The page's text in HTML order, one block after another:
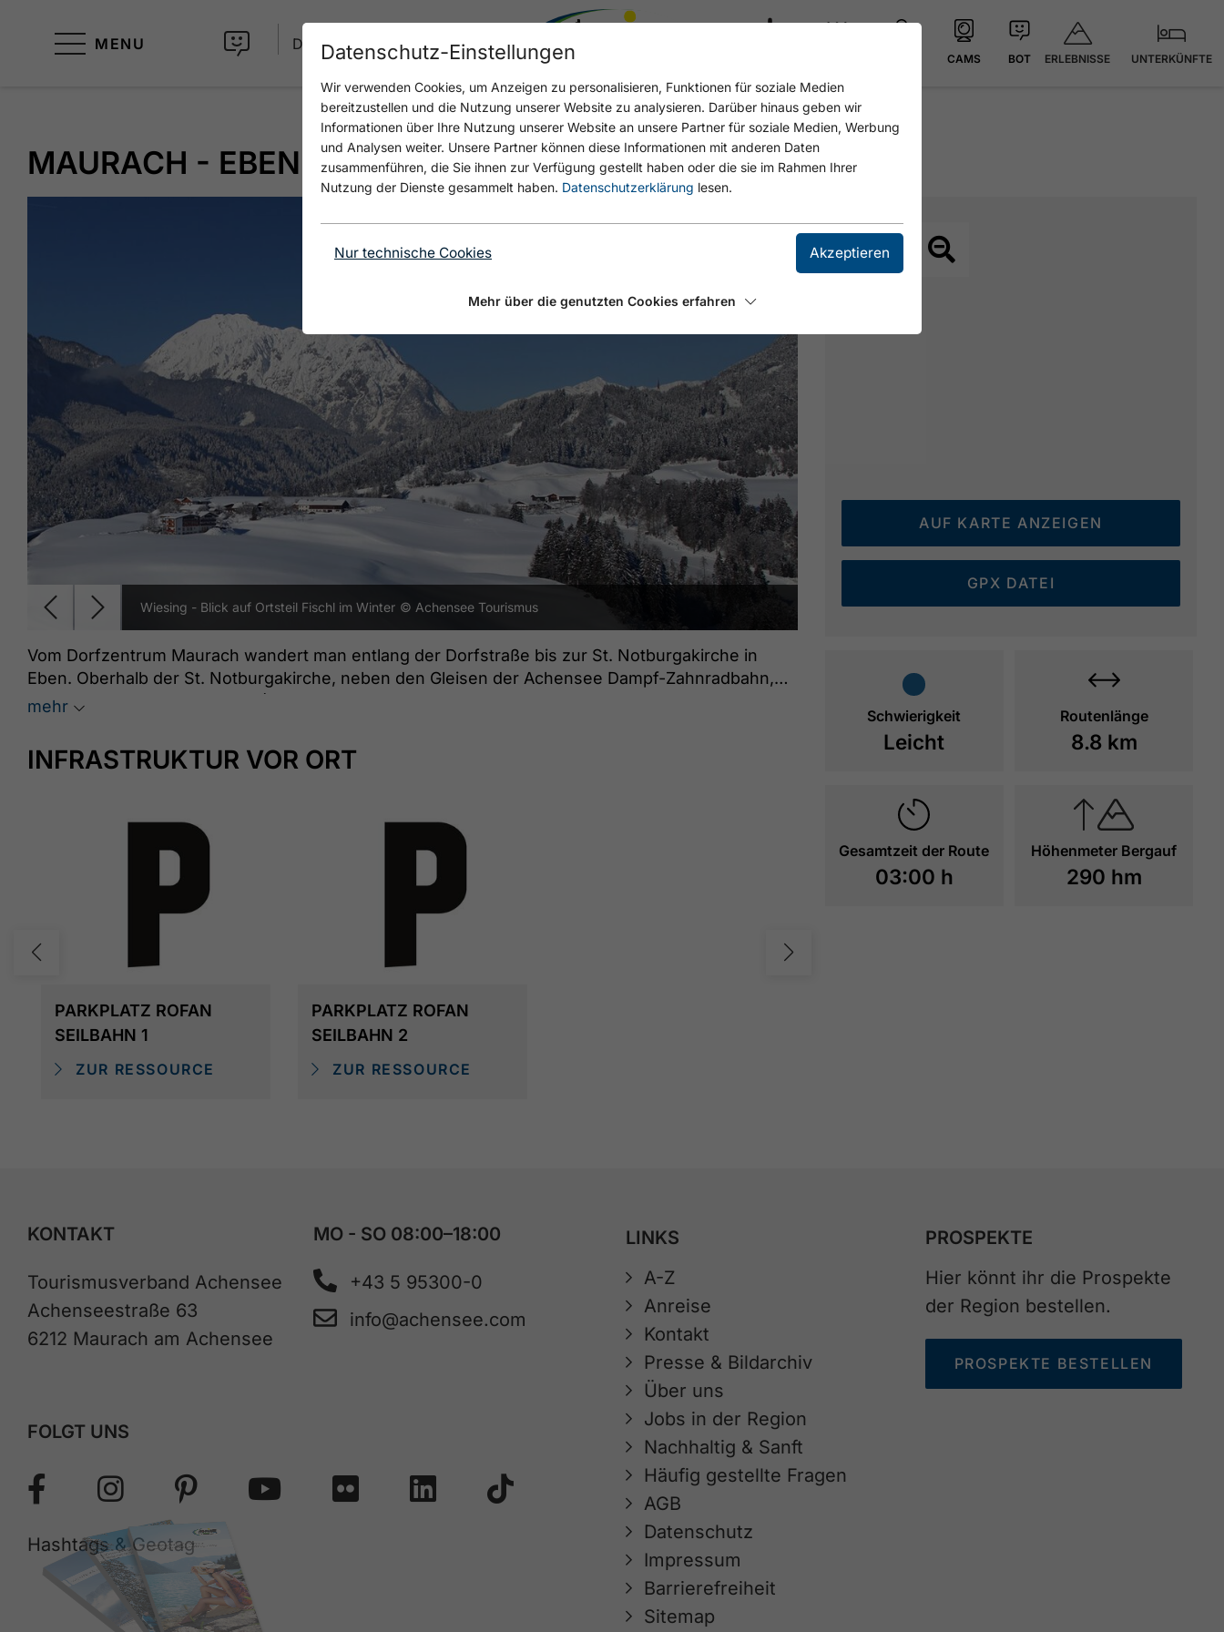
MENU DE
CAMS BOT ERLEBNISSE UNTERKÜNFTE
MAURACH - EBEN - WIESING-ERLACH - MAURACH
Wiesing - Blick auf Ortsteil Fischl im Winter © Achensee Tourismus Blick St. Notburgakirche und Eben am Achensee
Vom Dorfzentrum Maurach wandert man entlang der Dorfstraße bis zur St. Notburgakirche in
Eben. Oberhalb der St. Notburgakirche, neben den Gleisen der Achensee Dampf-Zahnradbahn,
führt ein breiter Schotterweg (Fernradweg „münchen venezia“) hinunter Richtung Inntal, bis man
den gleichen Weg oder mit dem Regionsbus (siehe Bushaltestelle Wiesing Abzw Standlegg).
mehr
INFRASTRUKTUR VOR ORT
PARKPLATZ ROFAN
SEILBAHN 1
ZUR RESSOURCE
PARKPLATZ ROFAN
SEILBAHN 2
ZUR RESSOURCE
AUF KARTE ANZEIGEN
GPX DATEI
Schwierigkeit
Leicht
Routenlänge
8.8 km
Gesamtzeit der Route
03:00 h
Höhenmeter Bergauf
290 hm
KONTAKT
Tourismusverband Achensee
Achenseestraße 63
6212 Maurach am Achensee
MO - SO 08:00–18:00
+43 5 95300-0
info@achensee.com
FOLGT UNS
Hashtags & Geotag
LINKS
A-Z
Anreise
Kontakt
Presse & Bildarchiv
Über uns
Jobs in der Region
Nachhaltig & Sanft
Häufig gestellte Fragen
AGB
Datenschutz
Impressum
Barrierefreiheit
Sitemap
PROSPEKTE
Hier könnt ihr die Prospekte
der Region bestellen.
PROSPEKTE BESTELLEN
Datenschutz-Einstellungen
Wir verwenden Cookies, um Anzeigen zu personalisieren, Funktionen für soziale Medien
bereitzustellen und die Nutzung unserer Website zu analysieren. Darüber hinaus geben wir
Informationen über Ihre Nutzung unserer Website an unsere Partner für soziale Medien, Werbung
und Analysen weiter. Unsere Partner können diese Informationen mit anderen Daten
zusammenführen, die Sie ihnen zur Verfügung gestellt haben oder die sie im Rahmen Ihrer
Nutzung der Dienste gesammelt haben. Datenschutzerklärung lesen.
Nur technische Cookies Akzeptieren
Mehr über die genutzten Cookies erfahren